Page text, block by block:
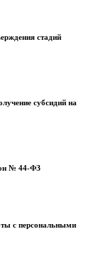
стадий
субсидий на
№ 44-ФЗ
с персональными